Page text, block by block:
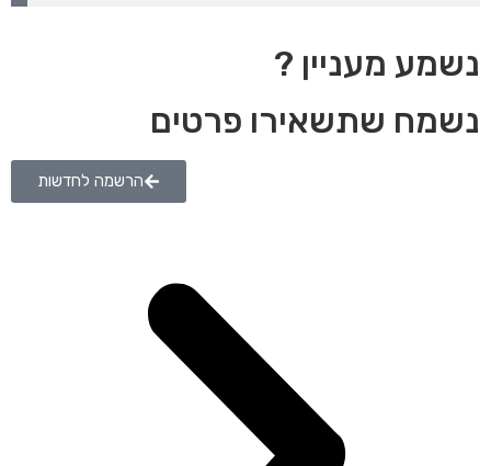
נשמע מעניין ?
נשמח שתשאירו פרטים
הרשמה לחדשות